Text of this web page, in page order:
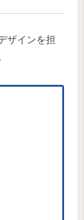
ザインを担